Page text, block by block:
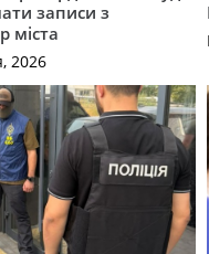
записи з
міста
2026